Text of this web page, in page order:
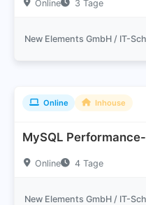
Online 3 Tage
Online Inhouse
MySQL
Online 4 Tage